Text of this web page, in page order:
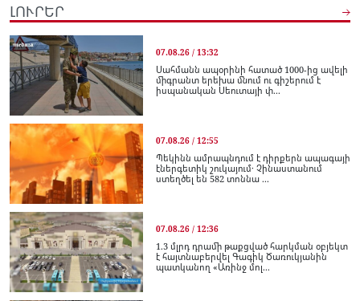
ԼՈՒՐԵՐ
07.08.26 / 13:32
Սահմանն ապօրինի հատած 1000-ից ավելի
միգրանտ երեխա մնում ու գիշերում է
իսպանական Սեուտայի փ...
07.08.26 / 12:55
Պեկինն ամրապնդում է դիրքերն ապագայի
էներգետիկ շուկայում․ Չինաստանում
ստեղծել են 582 տոննա ...
07.08.26 / 12:36
1.3 մլրդ դրամի թաքցված հարկման օբյեկտ
է հայտնաբերվել Գագիկ Ծառուկյանին
պատկանող «Առինջ մոլ...